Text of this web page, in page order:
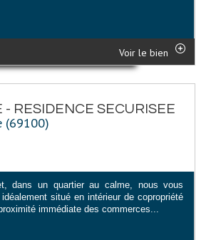
Voir le bien
- RESIDENCE SECURISEE
(69100)
dans un quartier au calme, nous vous
situé en intérieur de copropriété
immédiate des commerces...